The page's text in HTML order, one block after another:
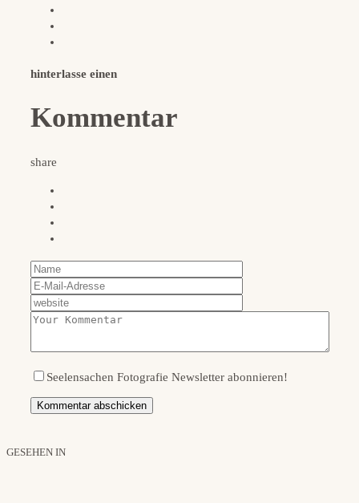
hinterlasse einen
Kommentar
share
Seelensachen Fotografie Newsletter abonnieren!
GESEHEN IN